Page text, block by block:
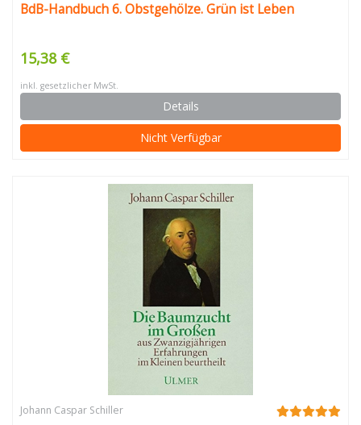
BdB-Handbuch 6. Obstgehölze. Grün ist Leben
15,38 €
inkl. gesetzlicher MwSt.
Details
Nicht Verfügbar
Johann Caspar Schiller